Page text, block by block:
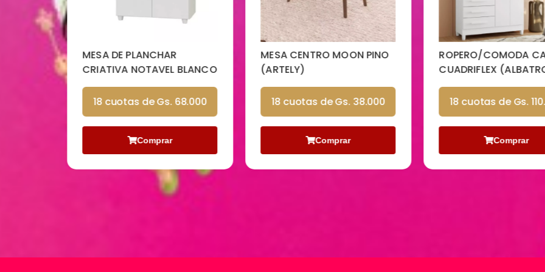
MESA DE PLANCHAR
CRIATIVA NOTAVEL BLANCO
18 cuotas de Gs. 68.000
Comprar
MESA CENTRO MOON PINO
(ARTELY)
18 cuotas de Gs. 38.000
Comprar
ROPERO/COMODA
CUADRIFLEX
18 cuotas de Gs.
Comprar